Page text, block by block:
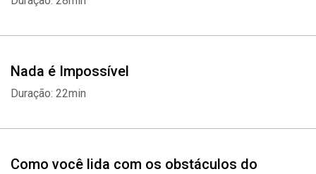
Nada é Impossível
Duração: 22min
Como você lida com os obstáculos do